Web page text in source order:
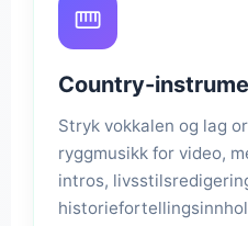
Country-
Stryk vokkalen og lag
ryggmusikk for video,
intros,